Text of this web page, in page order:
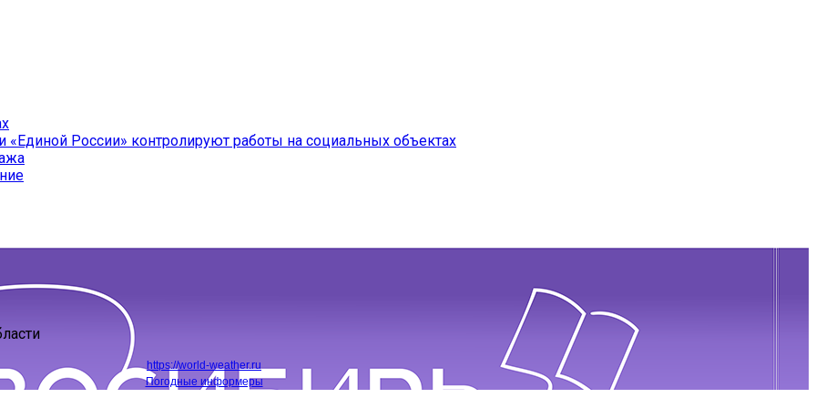
России» контролируют работы на социальных объектах
https://world-weather.ru
Погодные информеры